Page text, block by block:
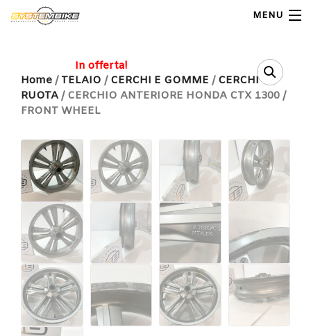
MENU
Home
Shop Ricambi
Note Generali
Carrello
Contatti
Home / TELAIO / CERCHI E GOMME / CERCHI
RUOTA / CERCHIO ANTERIORE HONDA CTX 1300 /
FRONT WHEEL
In offerta!